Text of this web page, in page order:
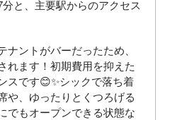
分と、主要駅からのアクセス
ントがバーだったため、
れます！初期費用を抑えた
スです😊✨シックで落ち着
や、ゆったりとくつろげる
でもオープンできる状態な